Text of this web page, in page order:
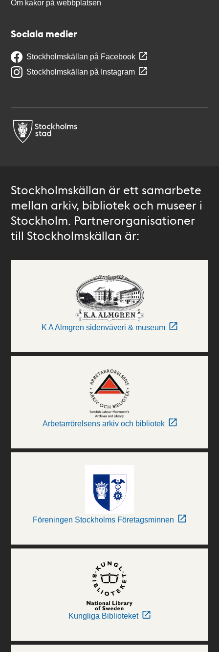
Om kakor på webbplatsen
Sociala medier
Stockholmskällan på Facebook
Stockholmskällan på Instagram
Stockholmskällan är ett samarbete
mellan arkiv, bibliotek och museer i
Stockholm. Partnerorganisationer
till Stockholmskällan är:
K A Almgren sidenväveri & museum
Arbetarrörelsens arkiv och bibliotek
Föreningen Stockholms Företagsminnen
Kungliga Biblioteket